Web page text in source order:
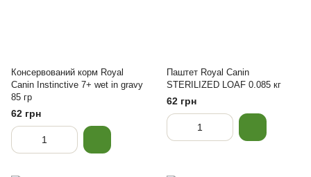
Консервований корм Royal
Canin Instinctive 7+ wet in gravy
85 гр
62 грн
Паштет Royal Canin
STERILIZED LOAF 0.085 кг
62 грн